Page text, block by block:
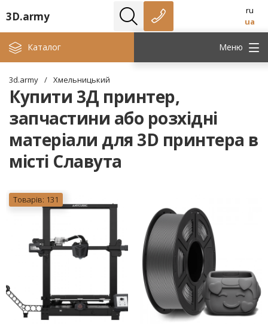
3D.army
ru
ua
Каталог Меню
3d.army / Хмельницький
Купити 3Д принтер,
запчастини або розхідні
матеріали для 3D принтера в
місті Славута
Товарів: 131